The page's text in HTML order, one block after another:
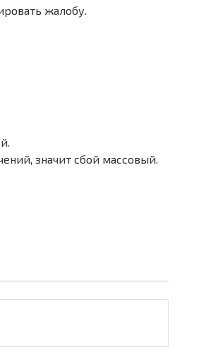
жалобу.
значит сбой массовый.